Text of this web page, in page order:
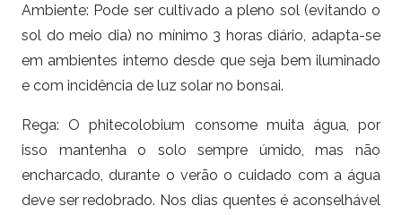
Ambiente: Pode ser cultivado a pleno sol (evitando o
sol do meio dia) no mínimo 3 horas diário, adapta-se
em ambientes interno desde que seja bem iluminado
e com incidência de luz solar no bonsai.
Rega: O phitecolobium consome muita água, por
isso mantenha o solo sempre úmido, mas não
encharcado, durante o verão o cuidado com a água
deve ser redobrado. Nos dias quentes é aconselhável